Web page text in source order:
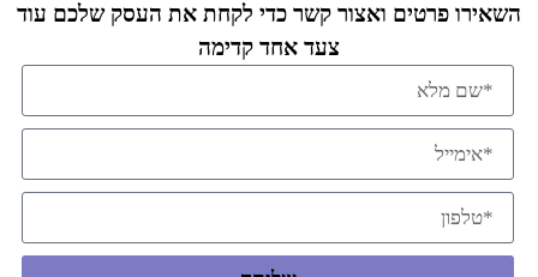
השאירו פרטים ואצור קשר כדי לקחת את העסק שלכם עוד
צעד אחד קדימה